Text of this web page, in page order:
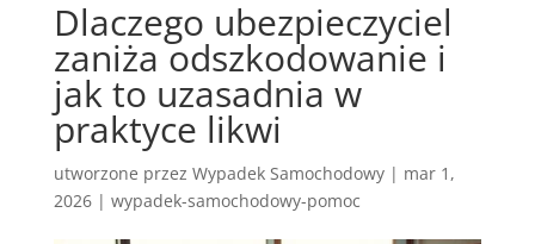
Dlaczego ubezpieczyciel
zaniża odszkodowanie i
jak to uzasadnia w
praktyce likwi
utworzone przez Wypadek Samochodowy| mar 1,
2026| wypadek-samochodowy-pomoc